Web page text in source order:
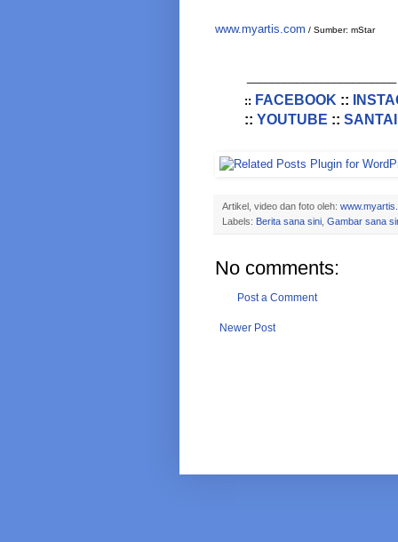
www.myartis.com / Sumber: mStar
:: FACEBOOK ::
:: YOUTUBE :: SANTAI
Artikel, video dan foto oleh:
Labels: Berita sana sini Gambar sana
No comments:
Post a Comment
Newer Post